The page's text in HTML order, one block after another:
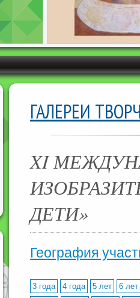
ГАЛЕРЕИ
XI
ДЕТИ»
География
3 года 4 года 5 лет
6 лет